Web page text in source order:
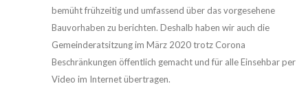
bemüht frühzeitig und umfassend über das vorgesehene
Bauvorhaben zu berichten. Deshalb haben wir auch die
Gemeinderatsitzung im März 2020 trotz Corona
Beschränkungen öffentlich gemacht und für alle Einsehbar per
Video im Internet übertragen.